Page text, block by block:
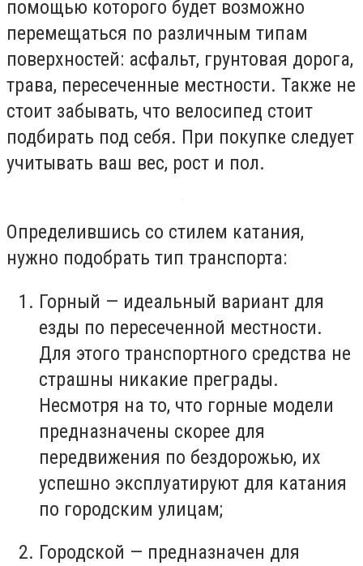
помощью которого будет возможно
перемещаться по различным типам
поверхностей: асфальт, грунтовая дорога,
трава, пересеченные местности. Также не
стоит забывать, что велосипед стоит
подбирать под себя. При покупке следует
учитывать ваш вес, рост и пол.
Определившись со стилем катания,
нужно подобрать тип транспорта:
Горный — идеальный вариант для
езды по пересеченной местности.
Для этого транспортного средства не
страшны никакие преграды.
Несмотря на то, что горные модели
предназначены скорее для
передвижения по бездорожью, их
успешно эксплуатируют для катания
по городским улицам;
Городской — предназначен для